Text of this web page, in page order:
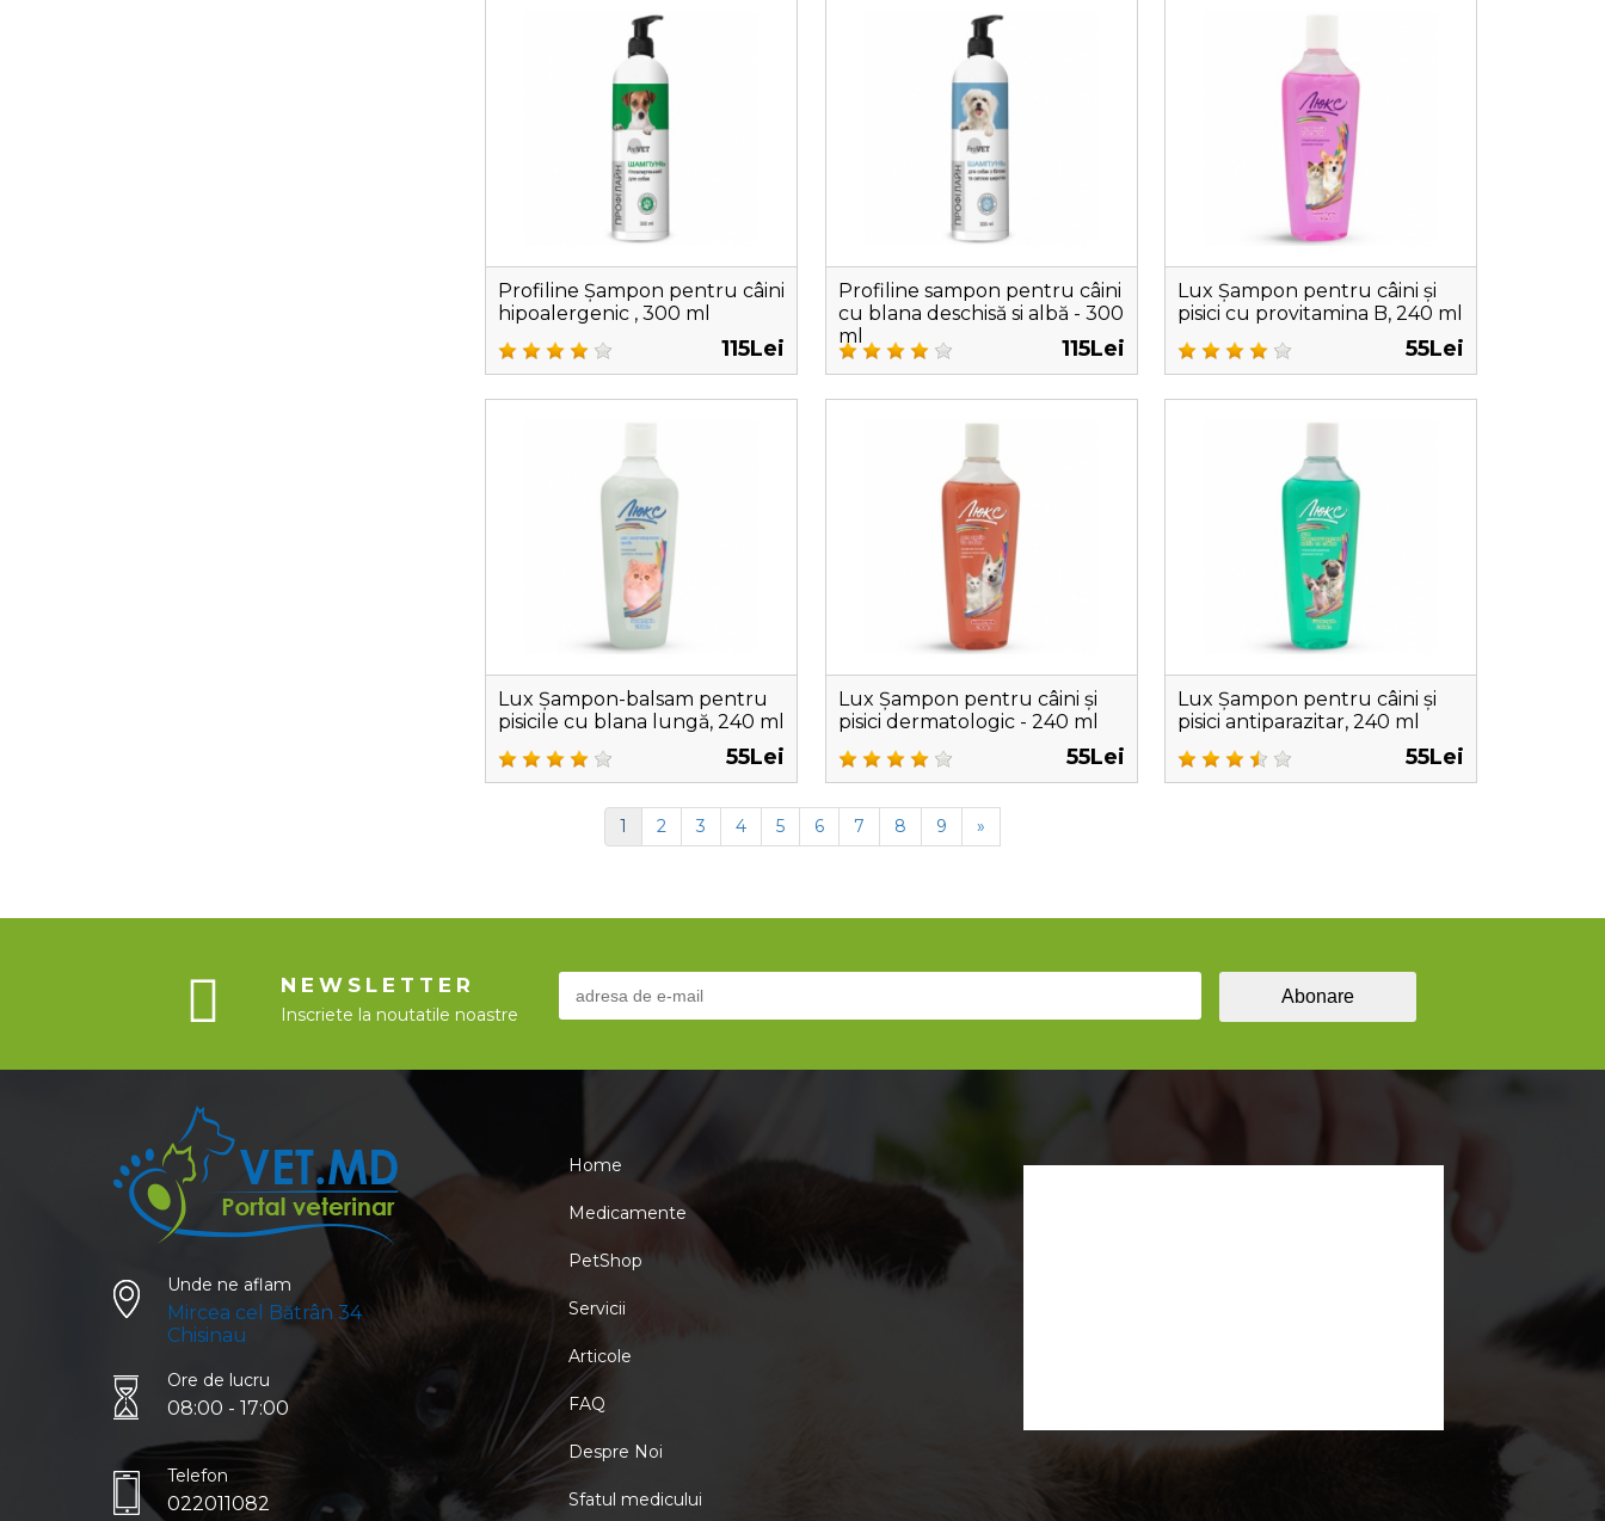
Profiline Șampon pentru câini
hipoalergenic , 300 ml
115Lei
Profiline sampon pentru câini
cu blana deschisă si albă - 300
ml
115Lei
Lux Șampon pentru câini și
pisici cu provitamina B, 240 ml
55Lei
Lux Șampon-balsam pentru
pisicile cu blana lungă, 240 ml
55Lei
Lux Șampon pentru câini și
pisici dermatologic - 240 ml
55Lei
Lux Șampon pentru câini și
pisici antiparazitar, 240 ml
55Lei
1 2 3 4 5 6 7 8 9 »
NEWSLETTER
Inscriete la noutatile noastre
Unde ne aflam
Mircea cel Bătrân 34
Chisinau
Ore de lucru
08:00 - 17:00
Telefon
022011082
Home
Medicamente
PetShop
Servicii
Articole
FAQ
Despre Noi
Sfatul medicului